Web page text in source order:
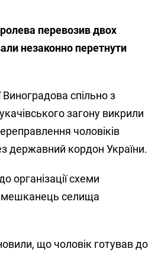
перевозив двох
незаконно перетнути
Виноградова спільно з
загону викрили
чоловіків
державний кордон України.
організації схеми
мешканець селища
що чоловік готував до